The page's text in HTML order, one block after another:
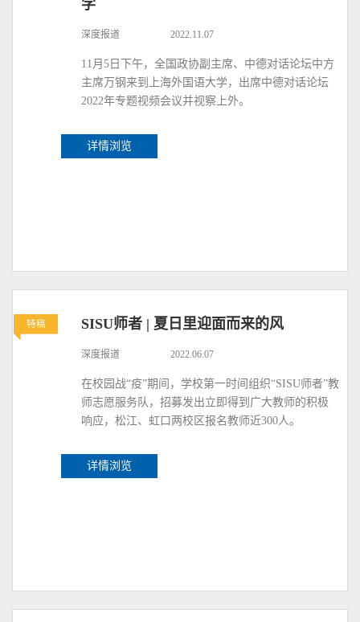
学
深度报道 2022.11.07
11月5日下午，全国政协副主席、中德对话论坛中方
主席万钢来到上海外国语大学，出席中德对话论坛
2022年专题视频会议并视察上外。
详情浏览
特稿 SISU师者 | 夏日里迎面而来的风
深度报道 2022.06.07
在校园战“疫”期间，学校第一时间组织“SISU师者”教
师志愿服务队，招募发出立即得到广大教师的积极
响应，松江、虹口两校区报名教师近300人。
详情浏览